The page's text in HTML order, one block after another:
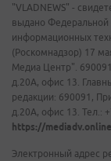
"VLADNEWS" -
выдано Федеральной
информационных
(Роскомнадзор) 17
Медиа Центр".
д.20А, офис 13.
редакции: 690091,
д.20А, офис 13. Тел.:
https://
Электронный адрес